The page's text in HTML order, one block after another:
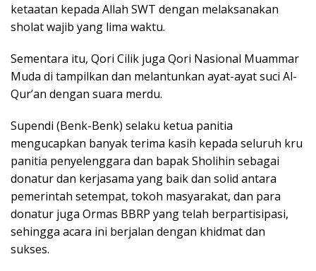
ketaatan kepada Allah SWT dengan melaksanakan
sholat wajib yang lima waktu.
Sementara itu, Qori Cilik juga Qori Nasional Muammar
Muda di tampilkan dan melantunkan ayat-ayat suci Al-
Qur’an dengan suara merdu.
Supendi (Benk-Benk) selaku ketua panitia
mengucapkan banyak terima kasih kepada seluruh kru
panitia penyelenggara dan bapak Sholihin sebagai
donatur dan kerjasama yang baik dan solid antara
pemerintah setempat, tokoh masyarakat, dan para
donatur juga Ormas BBRP yang telah berpartisipasi,
sehingga acara ini berjalan dengan khidmat dan
sukses.